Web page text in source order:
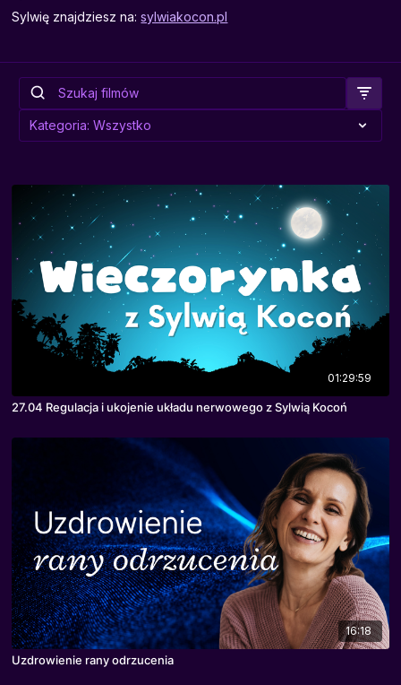
Sylwię znajdziesz na:sylwiakocon.pl
01:29:59
27.04 Regulacja i ukojenie układu nerwowego z Sylwią Kocoń
16:18
Uzdrowienie rany odrzucenia